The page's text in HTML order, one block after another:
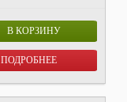
В КОРЗИНУ
ПОДРОБНЕЕ